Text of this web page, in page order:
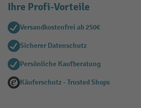
Ihre Profi-Vorteile
Versandkostenfrei ab 250€
Sicherer Datenschutz
Persönliche Kaufberatung
Käuferschutz - Trusted Shops